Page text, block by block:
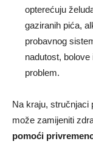
opterećuju
gaziranih pića,
probavnog
nadutost,
problem.
Na kraju, stručnjaci
može zamijeniti
pomoći